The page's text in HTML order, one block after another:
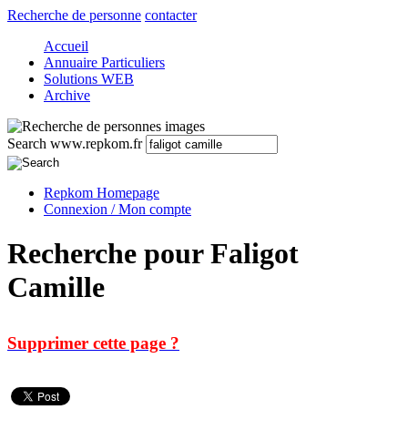
Recherche de personne contacter
Accueil
Annuaire Particuliers
Solutions WEB
Archive
Search www.repkom.fr
Repkom Homepage
Connexion / Mon compte
Recherche pour Faligot
Camille
Supprimer cette page ?